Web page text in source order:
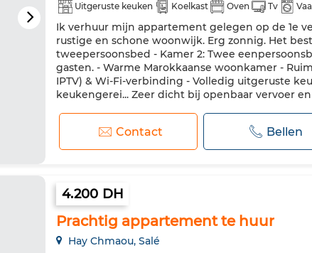
Uitgeruste keuken
Koelkast Oven Tv
Ik verhuur mijn appartement gelegen op de 1e
rustige en schone woonwijk. Erg zonnig. Het
tweepersoonsbed - Kamer 2: Twee
gasten. - Warme Marokkaanse woonkamer -
IPTV) & Wi-Fi-verbinding - Volledig uitgeruste
keukengerei... Zeer dicht bij openbaar vervoer en
Contact Bellen
4.200 DH
Prachtig appartement te huur
Hay Chmaou, Salé